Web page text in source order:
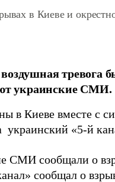
в Киеве и
тревога
украинские СМИ.
в Киеве вместе с
украинский «5-й
СМИ сообщали о
сообщал о